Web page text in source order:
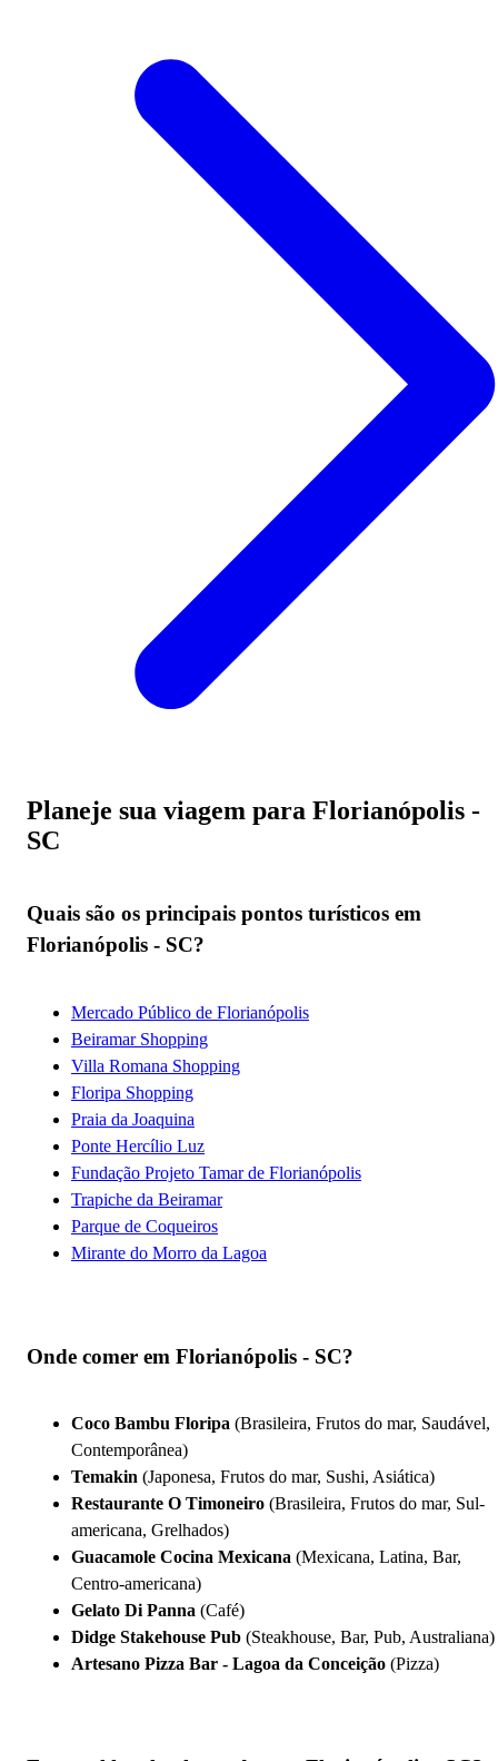
Planeje sua viagem para Florianópolis -
SC
Quais são os principais pontos turísticos em
Florianópolis - SC?
Mercado Público de Florianópolis
Beiramar Shopping
Villa Romana Shopping
Floripa Shopping
Praia da Joaquina
Ponte Hercílio Luz
Fundação Projeto Tamar de Florianópolis
Trapiche da Beiramar
Parque de Coqueiros
Mirante do Morro da Lagoa
Onde comer em Florianópolis - SC?
Coco Bambu Floripa (Brasileira, Frutos do mar, Saudável,
Contemporânea)
Temakin (Japonesa, Frutos do mar, Sushi, Asiática)
Restaurante O Timoneiro (Brasileira, Frutos do mar, Sul-
americana, Grelhados)
Guacamole Cocina Mexicana (Mexicana, Latina, Bar,
Centro-americana)
Gelato Di Panna (Café)
Didge Stakehouse Pub (Steakhouse, Bar, Pub, Australiana)
Artesano Pizza Bar - Lagoa da Conceição (Pizza)